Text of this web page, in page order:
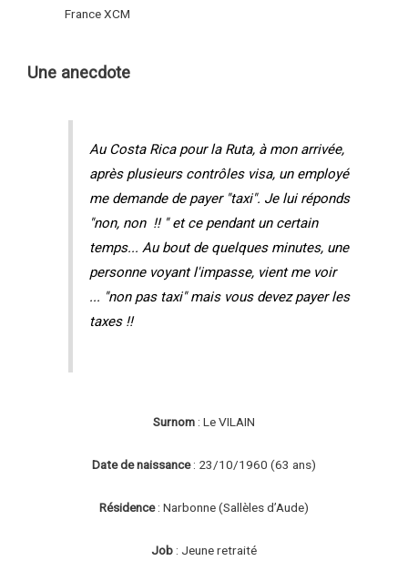
France XCM
Une anecdote
Au Costa Rica pour la Ruta, à mon arrivée,
après plusieurs contrôles visa, un employé
me demande de payer "taxi". Je lui réponds
"non, non !! " et ce pendant un certain
temps... Au bout de quelques minutes, une
personne voyant l'impasse, vient me voir
... "non pas taxi" mais vous devez payer les
taxes !!
Surnom : Le VILAIN
Date de naissance: 23/10/1960 (63 ans)
Résidence: Narbonne (Sallèles d’Aude)
Job : Jeune retraité